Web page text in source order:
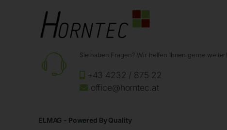
Sie haben Fragen? Wir helfen Ihnen gerne weiter!
+43 4232 / 875 22
office@horntec.at
ELMAG - Powered By Quality